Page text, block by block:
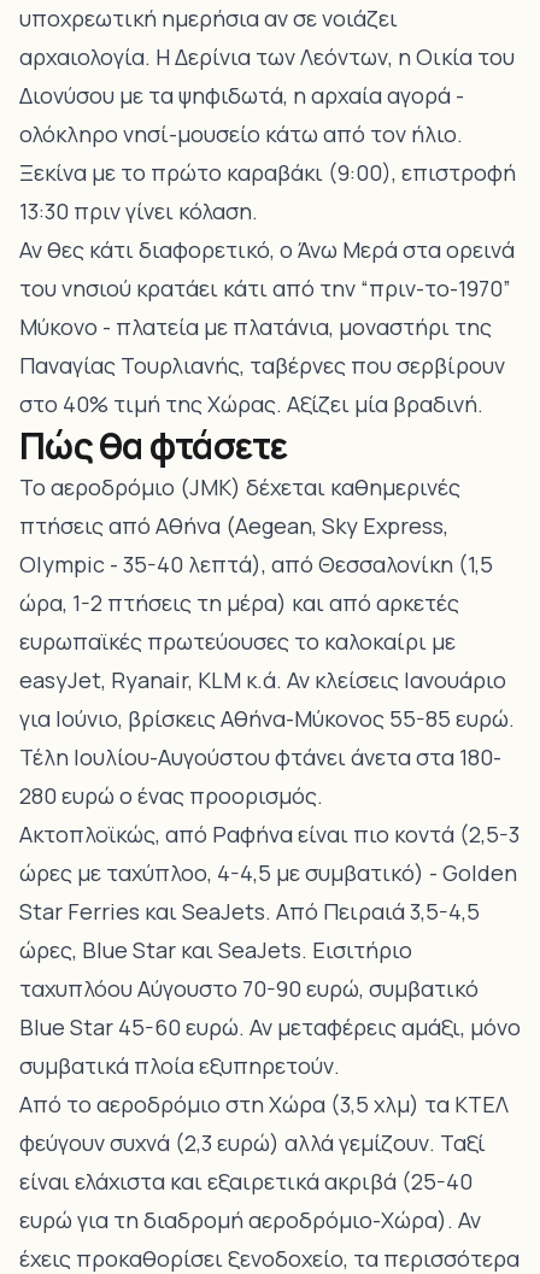
υποχρεωτική ημερήσια αν σε νοιάζει
αρχαιολογία. Η Δερίνια των Λεόντων, η Οικία του
Διονύσου με τα ψηφιδωτά, η αρχαία αγορά -
ολόκληρο νησί-μουσείο κάτω από τον ήλιο.
Ξεκίνα με το πρώτο καραβάκι (9:00), επιστροφή
13:30 πριν γίνει κόλαση.
Αν θες κάτι διαφορετικό, ο Άνω Μερά στα ορεινά
του νησιού κρατάει κάτι από την “πριν-το-1970”
Μύκονο - πλατεία με πλατάνια, μοναστήρι της
Παναγίας Τουρλιανής, ταβέρνες που σερβίρουν
στο 40% τιμή της Χώρας. Αξίζει μία βραδινή.
Πώς θα φτάσετε
Το αεροδρόμιο (JMK) δέχεται καθημερινές
πτήσεις από Αθήνα (Aegean, Sky Express,
Olympic - 35-40 λεπτά), από Θεσσαλονίκη (1,5
ώρα, 1-2 πτήσεις τη μέρα) και από αρκετές
ευρωπαϊκές πρωτεύουσες το καλοκαίρι με
easyJet, Ryanair, KLM κ.ά. Αν κλείσεις Ιανουάριο
για Ιούνιο, βρίσκεις Αθήνα-Μύκονος 55-85 ευρώ.
Τέλη Ιουλίου-Αυγούστου φτάνει άνετα στα 180-
280 ευρώ ο ένας προορισμός.
Ακτοπλοϊκώς, από Ραφήνα είναι πιο κοντά (2,5-3
ώρες με ταχύπλοο, 4-4,5 με συμβατικό) - Golden
Star Ferries και SeaJets. Από Πειραιά 3,5-4,5
ώρες, Blue Star και SeaJets. Εισιτήριο
ταχυπλόου Αύγουστο 70-90 ευρώ, συμβατικό
Blue Star 45-60 ευρώ. Αν μεταφέρεις αμάξι, μόνο
συμβατικά πλοία εξυπηρετούν.
Από το αεροδρόμιο στη Χώρα (3,5 χλμ) τα ΚΤΕΛ
φεύγουν συχνά (2,3 ευρώ) αλλά γεμίζουν. Ταξί
είναι ελάχιστα και εξαιρετικά ακριβά (25-40
ευρώ για τη διαδρομή αεροδρόμιο-Χώρα). Αν
έχεις προκαθορίσει ξενοδοχείο, τα περισσότερα